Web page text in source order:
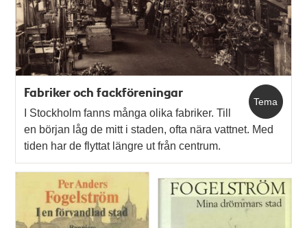
Tema
Fabriker och fackföreningar
I Stockholm fanns många olika fabriker. Till
en början låg de mitt i staden, ofta nära vattnet. Med
tiden har de flyttat längre ut från centrum.